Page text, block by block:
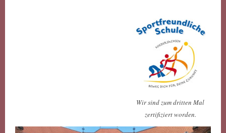
Wir sind zum dritten Mal
zertifiziert worden.